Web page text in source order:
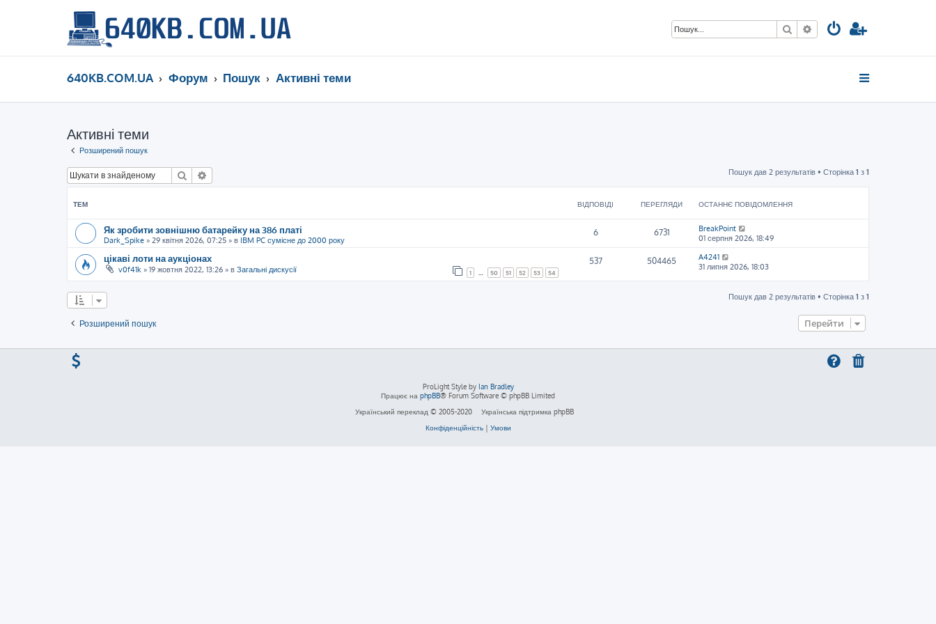
ПошукРозширений пошук
640KB.COM.UA Форум Пошук Активні теми
Активні теми
Розширений пошук
Пошук Пошук дав 2 результатів • Сторінка 1 з 1
ТЕМ ВІДПОВІДІ ПЕРЕГЛЯДИ ОСТАННЄ ПОВІДОМЛЕННЯ
Як зробити зовнішню батарейку на 386 платі
Dark_Spike » 29 квітня 2026, 07:25 » в IBM PC сумісне до 2000 року
6 6731
BreakPoint
01 серпня 2026, 18:49
цікаві лоти на аукціонах
v0f41k » 19 жовтня 2022, 13:26 » в Загальні дискусії 1 50 51 52 53 54
537 504465
A4241
31 липня 2026, 18:03
Пошук дав 2 результатів • Сторінка 1 з 1
Розширений пошук Перейти
ProLight Style by Ian Bradley
Працює на phpBB® Forum Software © phpBB Limited
Український переклад © 2005-2020
Українська підтримка phpBB
Конфіденційність| Умови